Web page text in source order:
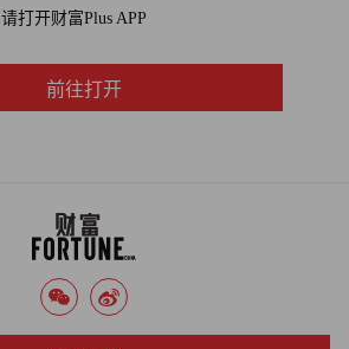
请打开财富Plus APP
前往打开